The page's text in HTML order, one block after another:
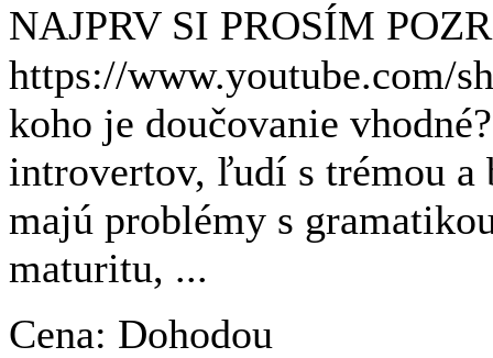
NAJPRV SI PROSÍM
https://www.youtube.com/
koho je doučovanie
introvertov, ľudí s trémou a
majú problémy s
maturitu, ...
Cena: Dohodou